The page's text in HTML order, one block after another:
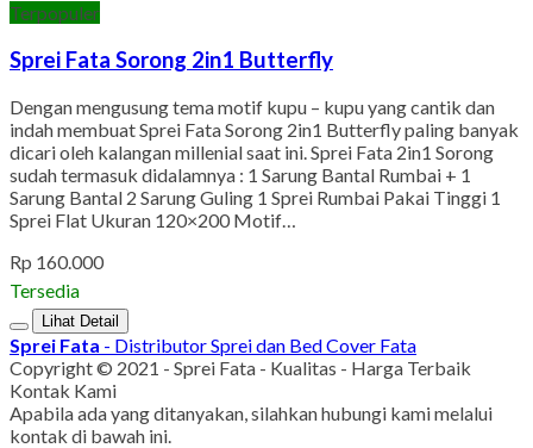
Terpopuler
Sprei Fata Sorong 2in1 Butterfly
Dengan mengusung tema motif kupu – kupu yang cantik dan
indah membuat Sprei Fata Sorong 2in1 Butterfly paling banyak
dicari oleh kalangan millenial saat ini. Sprei Fata 2in1 Sorong
sudah termasuk didalamnya : 1 Sarung Bantal Rumbai + 1
Sarung Bantal 2 Sarung Guling 1 Sprei Rumbai Pakai Tinggi 1
Sprei Flat Ukuran 120×200 Motif…
Rp 160.000
Tersedia
Lihat Detail
Sprei Fata - Distributor Sprei dan Bed Cover Fata
Copyright © 2021 - Sprei Fata - Kualitas - Harga Terbaik
Kontak Kami
Apabila ada yang ditanyakan, silahkan hubungi kami melalui
kontak di bawah ini.